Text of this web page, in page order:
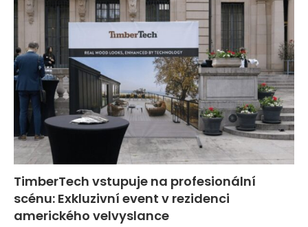
TimberTech vstupuje na profesionální
scénu: Exkluzivní event v rezidenci
amerického velvyslance